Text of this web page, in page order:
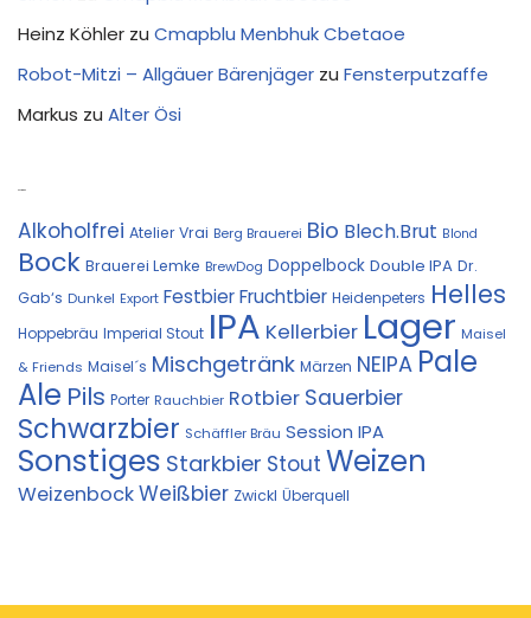
Heinz Köhler zu Cmapblu Menbhuk Cbetaoe
Robot-Mitzi – Allgäuer Bärenjäger zu Fensterputzaffe
Markus zu Alter Ösi
Alkoholfrei Atelier Vrai Berg Brauerei Bio Blech.Brut Blond
Bock Brauerei Lemke BrewDog Doppelbock Double IPA Dr.
Gab‘s Dunkel Export FestbierFruchtbier Heidenpeters Helles
Hoppebräu Imperial Stout IPA Kellerbier Lager Maisel
& Friends Maisel´s Mischgetränk Märzen NEIPA Pale
Ale Pils Porter Rauchbier Rotbier Sauerbier
Schwarzbier Schäffler Bräu Session IPA
Sonstiges Starkbier Stout Weizen
WeizenbockWeißbier Zwickl Überquell